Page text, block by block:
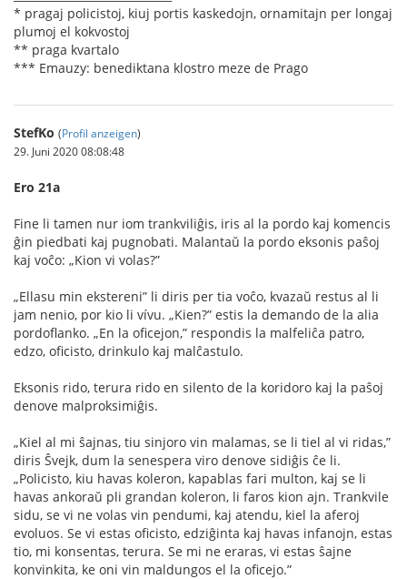
* pragaj policistoj, kiuj portis kaskedojn, ornamitajn per longaj
plumoj el kokvostoj
** praga kvartalo
*** Emauzy: benediktana klostro meze de Prago
StefKo (Profil anzeigen)
29. Juni 2020 08:08:48
Ero 21a
Fine li tamen nur iom trankviliĝis, iris al la pordo kaj komencis
ĝin piedbati kaj pugnobati. Malantaŭ la pordo eksonis paŝoj
kaj voĉo: „Kion vi volas?”
„Ellasu min ekstereni” li diris per tia voĉo, kvazaŭ restus al li
jam nenio, por kio li vívu. „Kien?” estis la demando de la alia
pordoﬂanko. „En la oﬁcejon,” respondis la malfeliĉa patro,
edzo, oﬁcisto, drinkulo kaj malĉastulo.
Eksonis rido, terura rido en silento de la koridoro kaj la paŝoj
denove malproksimiĝis.
„Kiel al mi ŝajnas, tiu sinjoro vin malamas, se li tiel al vi ridas,”
diris Ŝvejk, dum la senespera viro denove sidiĝis ĉe li.
„Policisto, kiu havas koleron, kapablas fari multon, kaj se li
havas ankoraŭ pli grandan koleron, li faros kion ajn. Trankvile
sidu, se vi ne volas vin pendumi, kaj atendu, kiel la aferoj
evoluos. Se vi estas oﬁcisto, edziĝinta kaj havas infanojn, estas
tio, mi konsentas, terura. Se mi ne eraras, vi estas ŝajne
konvinkita, ke oni vin maldungos el la oﬁcejo.”